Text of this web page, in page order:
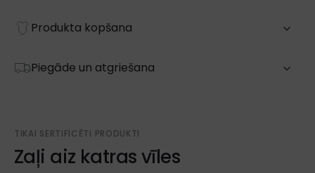
Produkta kopšana
Piegāde un atgriešana
TIKAI SERTIFICĒTI PRODUKTI
Zaļi aiz katras vīles